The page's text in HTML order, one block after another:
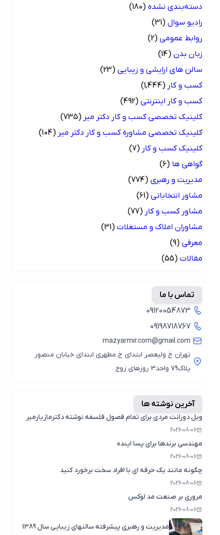
دسته‌بندی نشده (180)
رادیو سوال (31)
روابط عمومی (2)
زبان بدن (14)
سالن های ارایشی و زیبایی (23)
کسب و کار (1,444)
کسب و کار اینترنتی (492)
کلینیک تخصصی کسب و کار دکتر میر (735)
کلینیک تخصصی مشاوره کسب و کار دکتر میر (104)
کلینیک کسب و کار (7)
گواهی ها (6)
مدیریت و رهبری (774)
مشاور انتخاباتی (61)
مشاور کسب و کار (77)
مشاوران املاک و مستغلات (31)
معرفی (9)
مقالات (55)
تماس با ما
09120054873
09198718767
mazyarmir.com@gmail.com
تهران خ ولیعصر ابتدای خ مطهری ابتدای خیابان منصور
آخرین نوشته ها
ویل دورانت مردی برای تمام فصول فلسفه نوشته دکترمازیارمیر
2026-08-06
مهندسی برندها برای پسا اینده
2026-08-06
چگونه مانند یک حرفه ای با افراد سخت برخورد کنید
2026-08-06
مروری بر صنعت مد لوکس
2026-08-06
مدیریت و رهبری پیشرفته سالنهای زیبایی سال 1389